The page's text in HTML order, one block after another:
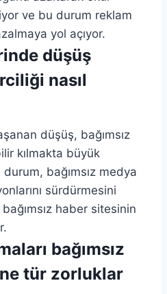
ve bu durum reklam
yol açıyor.
düşüş
nasıl
düşüş, bağımsız
kılmakta büyük
bağımsız medya
sürdürmesini
haber sitesinin
bağımsız
tür zorluklar